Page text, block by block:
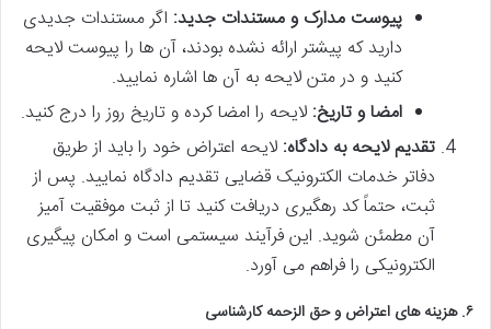
پیوست مدارک و مستندات جدید: اگر مستندات جدیدی
دارید که پیشتر ارائه نشده بودند، آن ها را پیوست لایحه
کنید و در متن لایحه به آن ها اشاره نمایید.
امضا و تاریخ: لایحه را امضا کرده و تاریخ روز را درج کنید.
تقدیم لایحه به دادگاه: لایحه اعتراض خود را باید از طریق
دفاتر خدمات الکترونیک قضایی تقدیم دادگاه نمایید. پس از
ثبت، حتماً کد رهگیری دریافت کنید تا از ثبت موفقیت آمیز
آن مطمئن شوید. این فرآیند سیستمی است و امکان پیگیری
الکترونیکی را فراهم می آورد.
۶. هزینه های اعتراض و حق الزحمه کارشناسی